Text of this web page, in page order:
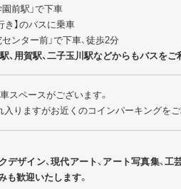
前駅」で下車
き】のバスに乗車
ンター前」で下車、徒歩2分
、用賀駅、二子玉川駅などからもバスをご
スペースがございます。
りますがお近くのコインパーキングをご
ザイン、現代アート、アート写真集、工
も歓迎いたします。